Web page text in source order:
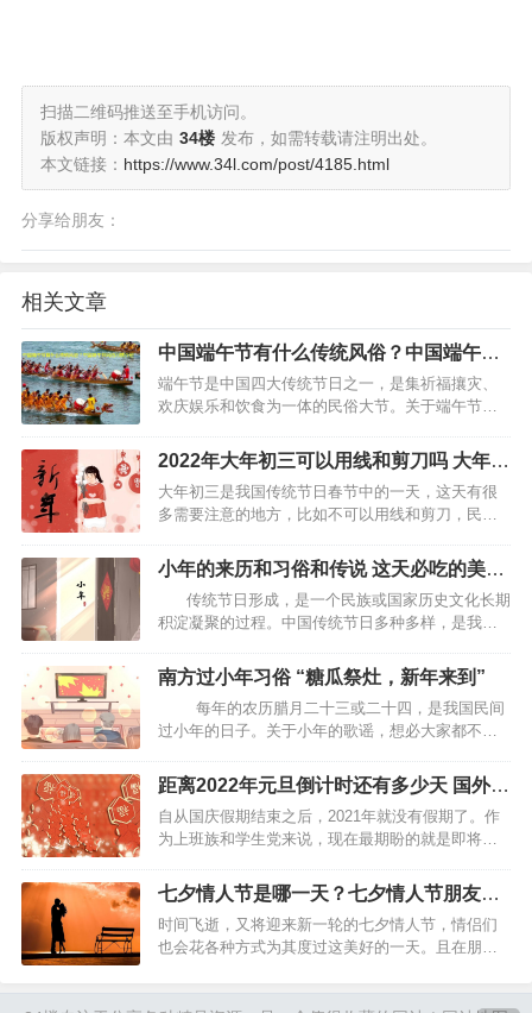
扫描二维码推送至手机访问。
版权声明：本文由 34楼 发布，如需转载请注明出处。
本文链接： https://www.34l.com/post/4185.html
分享给朋友：
相关文章
中国端午节有什么传统风俗？中国端午节
风俗习惯介绍
端午节是中国四大传统节日之一，是集祈福攘灾、
欢庆娱乐和饮食为一体的民俗大节。关于端午节中
午节的风俗习惯不是很了解，下面小编就详细介绍
下，希望对大家有所帮助。…
2022年大年初三可以用线和剪刀吗 大年初
三谷子生日
大年初三是我国传统节日春节中的一天，这天有很
多需要注意的地方，比如不可以用线和剪刀，民间
大年初三这天还有很多重要的习俗，古代人有烧门
神知的习俗，表示要开始营业了。同时大年初三还
是谷子的生日。 大…
小年的来历和习俗和传说 这天必吃的美食
是什么
传统节日形成，是一个民族或国家历史文化长期
积淀凝聚的过程。中国传统节日多种多样，是我中
起来了解了解我们中国的小年的有什么来历、习俗
和传统。 小年的来历 民间传说，农历腊…
南方过小年习俗 “糖瓜祭灶，新年来到”
每年的农历腊月二十三或二十四，是我国民间
过小年的日子。关于小年的歌谣，想必大家都不会
瓜嘴儿甜，吉祥话儿说不完。二十四，家家忙，又
扫屋子又扫房。”那么小年又有什么习俗和饮食习惯
呢?…
距离2022年元旦倒计时还有多少天 国外的
元旦怎么过
自从国庆假期结束之后，2021年就没有假期了。作
为上班族和学生党来说，现在最期盼的就是即将到
脚步声越来越近，距今也不过1个月左右的时间。元
旦是世界性的节日，国外的元旦节过法也是十分有
趣。…
七夕情人节是哪一天？七夕情人节朋友圈
创意文案
时间飞逝，又将迎来新一轮的七夕情人节，情侣们
也会花各种方式为其度过这美好的一天。且在朋友